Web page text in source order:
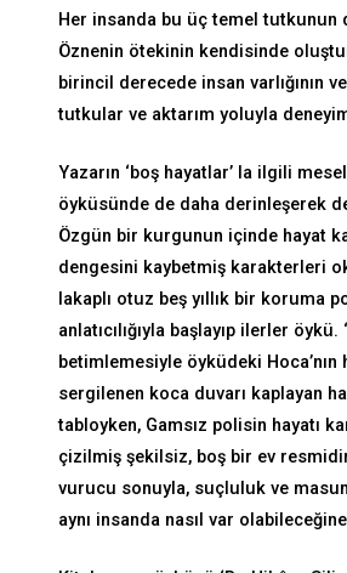
Her insanda bu üç temel tutkunun
Öznenin ötekinin kendisinde
birincil derecede insan varlığının
tutkular ve aktarım yoluyla
Yazarın ‘boş hayatlar’ la ilgili
öyküsünde de daha derinleşerek
Özgün bir kurgunun içinde hayat
dengesini kaybetmiş karakterleri
lakaplı otuz beş yıllık bir koruma
anlatıcılığıyla başlayıp ilerler öykü.
betimlemesiyle öyküdeki Hoca’nın
sergilenen koca duvarı kaplayan
tabloyken, Gamsız polisin hayatı
çizilmiş şekilsiz, boş bir ev
vurucu sonuyla, suçluluk ve
aynı insanda nasıl var